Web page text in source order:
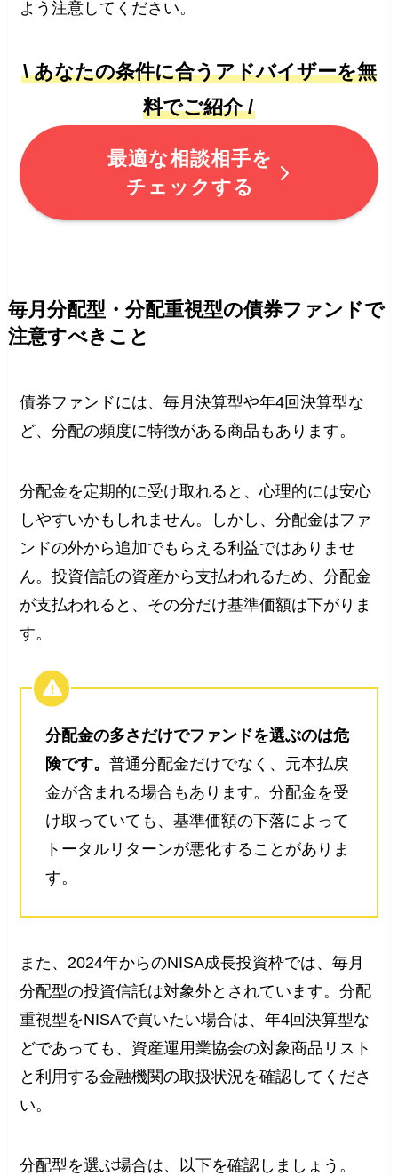
よう注意してください。
\ あなたの条件に合うアドバイザーを無
料でご紹介 /
最適な相談相手を
チェックする
毎月分配型・分配重視型の債券ファンドで
注意すべきこと
債券ファンドには、毎月決算型や年4回決算型な
ど、分配の頻度に特徴がある商品もあります。
分配金を定期的に受け取れると、心理的には安心
しやすいかもしれません。しかし、分配金はファ
ンドの外から追加でもらえる利益ではありませ
ん。投資信託の資産から支払われるため、分配金
が支払われると、その分だけ基準価額は下がりま
す。
分配金の多さだけでファンドを選ぶのは危
険です。普通分配金だけでなく、元本払戻
金が含まれる場合もあります。分配金を受
け取っていても、基準価額の下落によって
トータルリターンが悪化することがありま
す。
また、2024年からのNISA成長投資枠では、毎月
分配型の投資信託は対象外とされています。分配
重視型をNISAで買いたい場合は、年4回決算型な
どであっても、資産運用業協会の対象商品リスト
と利用する金融機関の取扱状況を確認してくださ
い。
分配型を選ぶ場合は、以下を確認しましょう。